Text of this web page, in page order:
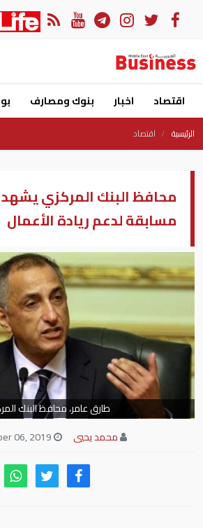
اقتصاد اخبار بنوك ومصارف
الرئيسية اقتصاد
محافظ البنك المركزي
مسابقة لدعم ريادة الأعمال
طارق عامر، محافظ البنك
محمد يحيي